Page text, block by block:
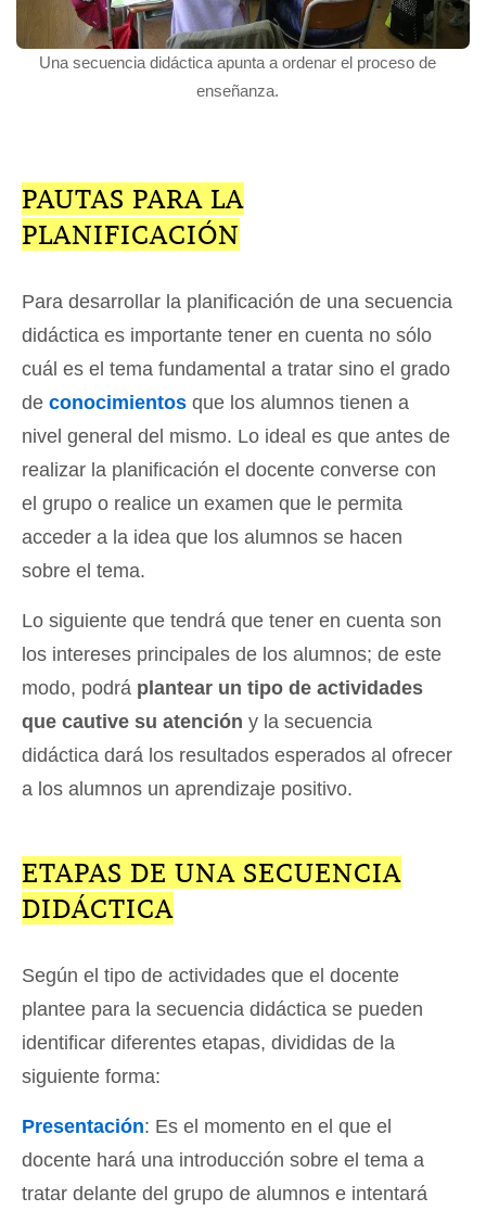
Una secuencia didáctica apunta a ordenar el proceso de
enseñanza.
PAUTAS PARA LA
PLANIFICACIÓN
Para desarrollar la planificación de una secuencia
didáctica es importante tener en cuenta no sólo
cuál es el tema fundamental a tratar sino el grado
de conocimientos que los alumnos tienen a
nivel general del mismo. Lo ideal es que antes de
realizar la planificación el docente converse con
el grupo o realice un examen que le permita
acceder a la idea que los alumnos se hacen
sobre el tema.
Lo siguiente que tendrá que tener en cuenta son
los intereses principales de los alumnos; de este
modo, podrá plantear un tipo de actividades
que cautive su atención y la secuencia
didáctica dará los resultados esperados al ofrecer
a los alumnos un aprendizaje positivo.
ETAPAS DE UNA SECUENCIA
DIDÁCTICA
Según el tipo de actividades que el docente
plantee para la secuencia didáctica se pueden
identificar diferentes etapas, divididas de la
siguiente forma:
Presentación: Es el momento en el que el
docente hará una introducción sobre el tema a
tratar delante del grupo de alumnos e intentará